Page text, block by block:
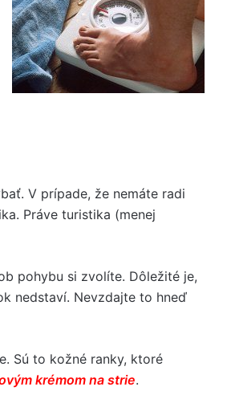
V prípade, že nemáte radi
Práve turistika (menej
pohybu si zvolíte. Dôležité je,
nedstaví. Nevzdajte to hneď
Sú to kožné ranky, ktoré
krémom na strie.